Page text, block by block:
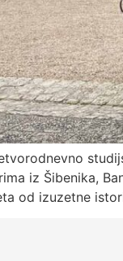
iz Šibenika,
od izuzetne